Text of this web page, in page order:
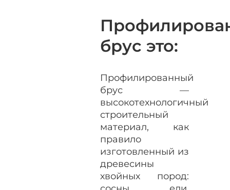
брус это:
Профилированный
брус —
высокотехнологичный
строительный
материал, как
правило
изготовленный из
древесины
хвойных пород: